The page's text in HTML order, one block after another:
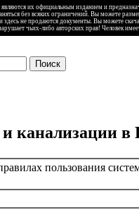
их официальным изданием и
без всяких ограничений. Вы можете
здесь не продаются документы. Вы можете
чьих-либо авторских прав! Человек
канализации
пользования